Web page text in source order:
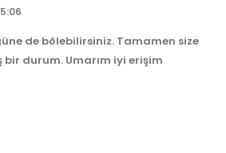
de bölebilirsiniz. Tamamen size
bir durum. Umarım iyi erişim